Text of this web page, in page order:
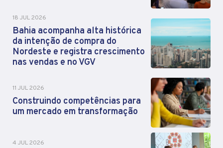
18 JUL 2026
Bahia acompanha alta histórica
da intenção de compra do
Nordeste e registra crescimento
nas vendas e no VGV
11 JUL 2026
Construindo competências para
um mercado em transformação
4 JUL 2026